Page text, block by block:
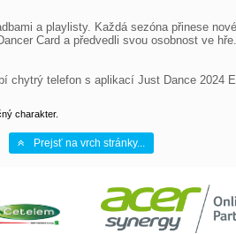
a playlisty. Každá sezóna přinese
Card a předvedli svou osobnost ve hře.
chytrý telefon s aplikací Just Dance 2024
charakter.
Prejsť na vrch stránky...